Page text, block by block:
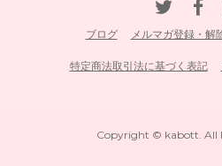
ブログ メルマガ登録・解
特定商法取引法に基づく表記
Copyright © kabott. All